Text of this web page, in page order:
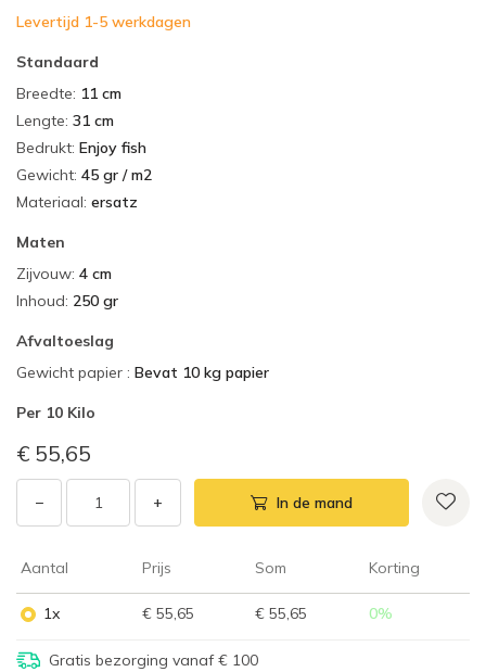
Levertijd 1-5 werkdagen
Standaard
Breedte: 11 cm
Lengte: 31 cm
Bedrukt: Enjoy fish
Gewicht: 45 gr / m2
Materiaal: ersatz
Maten
Zijvouw: 4 cm
Inhoud: 250 gr
Afvaltoeslag
Gewicht papier : Bevat 10 kg papier
Per 10 Kilo
€ 55,65
− + In de mand
Aantal Prijs Som Korting
1x € 55,65 € 55,65 0%
Gratis bezorging vanaf € 100